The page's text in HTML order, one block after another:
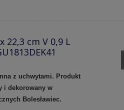
22,3 cm V 0,9 L
z uchwytami. Produkt
i dekorowany w
Bolesławiec.